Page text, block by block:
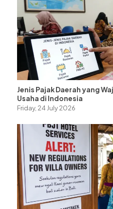
Jenis Pajak Daerah yang
Usaha di Indonesia
Friday, 24 July 2026